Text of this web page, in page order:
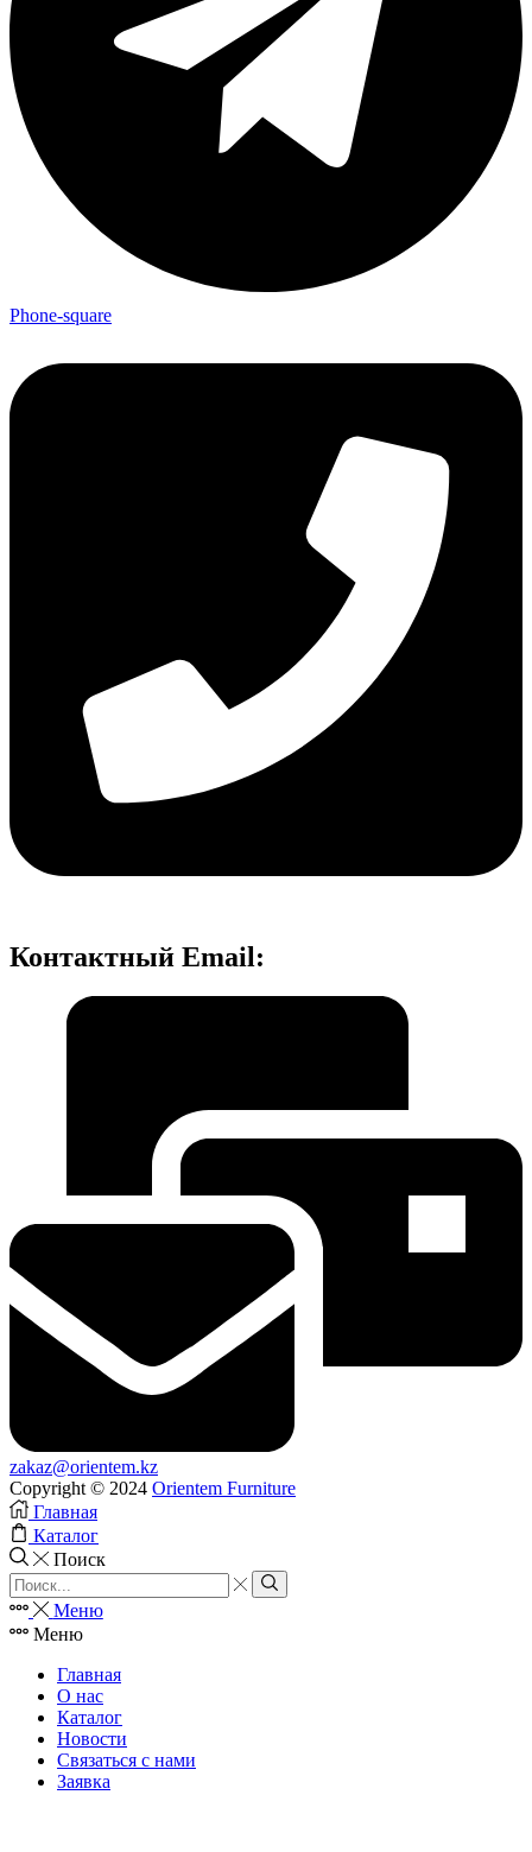
Phone-square
Контактный Email:
zakaz@orientem.kz
Copyright © 2024 Orientem Furniture
Главная
Каталог
Поиск
Search
input
Search
Меню
Меню
Главная
О нас
Каталог
Новости
Связаться с нами
Заявка